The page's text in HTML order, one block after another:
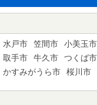
水戸市 笠間市 小美玉市
取手市
牛久市 つくば市
かすみがうら市
桜川市